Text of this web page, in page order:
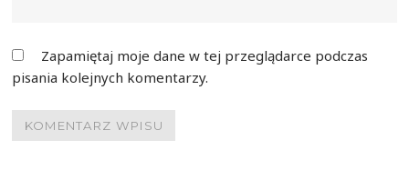
Zapamiętaj moje dane w tej przeglądarce podczas
pisania kolejnych komentarzy.